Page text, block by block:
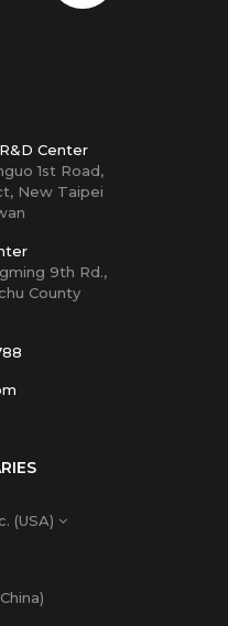
Center
1st Road,
New Taipei
9th Rd.,
County
(USA)